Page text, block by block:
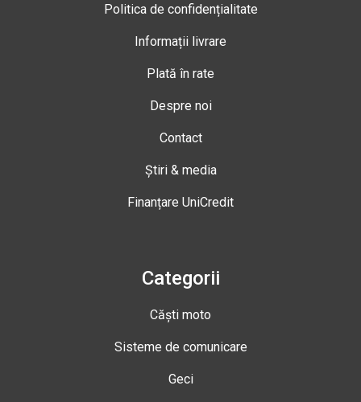
Politica de confidențialitate
Informații livrare
Plată în rate
Despre noi
Contact
Știri & media
Finanțare UniCredit
Categorii
Căști moto
Sisteme de comunicare
Geci